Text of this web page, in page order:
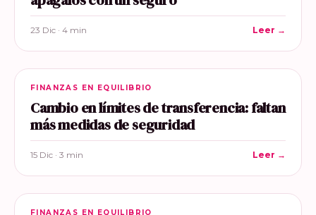
23 Dic · 4 min Leer →
FINANZAS EN EQUILIBRIO
Cambio en límites de transferencia: faltan
más medidas de seguridad
15 Dic · 3 min Leer →
FINANZAS EN EQUILIBRIO